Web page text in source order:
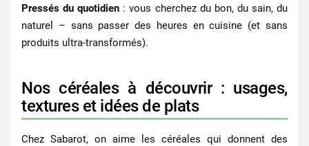
Pressés du quotidien : vous cherchez du bon, du sain, du
naturel – sans passer des heures en cuisine (et sans
produits ultra-transformés).
Nos céréales à découvrir : usages,
textures et idées de plats
Chez Sabarot, on aime les céréales qui donnent des